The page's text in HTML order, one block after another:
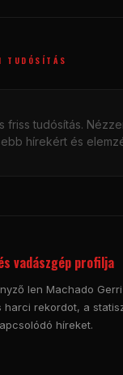
TUDÓSÍTÁS
friss tudósítás.
hírekért és
vadászgép profilja
Ien Machado
harci rekordot, a
híreket.